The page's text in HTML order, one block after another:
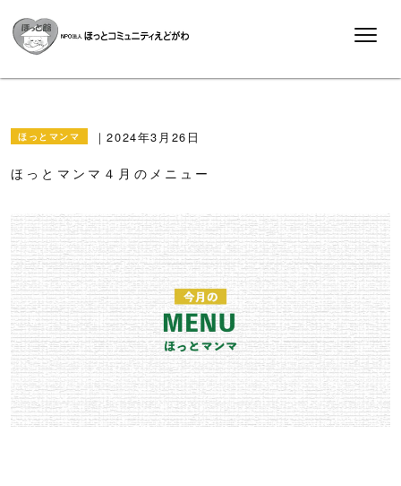
ほっとマンマ 2024年3月26日
ほっとマンマ４月のメニュー